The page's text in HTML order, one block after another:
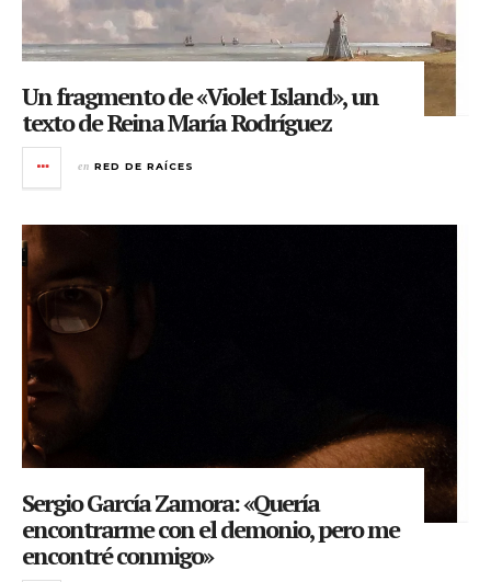
Un fragmento de «Violet Island», un
texto de Reina María Rodríguez
en RED DE RAÍCES
Sergio García Zamora: «Quería
encontrarme con el demonio, pero me
encontré conmigo»